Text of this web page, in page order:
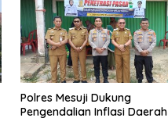
Polres Mesuji Dukung
Pengendalian Inflasi Daerah